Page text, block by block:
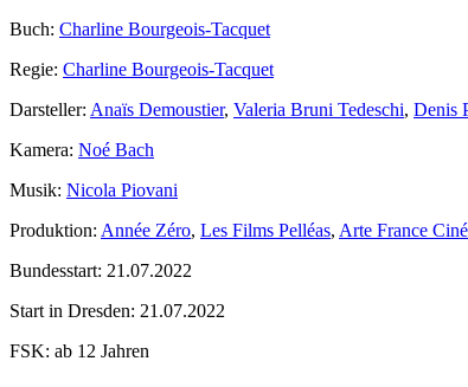
Buch: Charline Bourgeois-Tacquet
Regie: Charline Bourgeois-Tacquet
Darsteller: Anaïs Demoustier, Valeria Bruni Tedeschi, Denis
Kamera: Noé Bach
Musik: Nicola Piovani
Produktion: Année Zéro, Les Films Pelléas, Arte France
Bundesstart: 21.07.2022
Start in Dresden: 21.07.2022
FSK: ab 12 Jahren